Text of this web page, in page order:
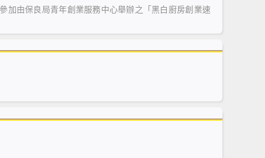
加由保良局青年創業服務中心舉辦之「黑白廚房創業速